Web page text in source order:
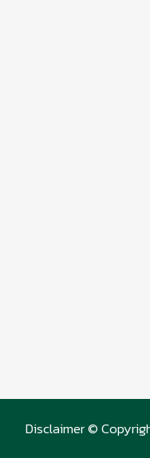
Disclaimer ©